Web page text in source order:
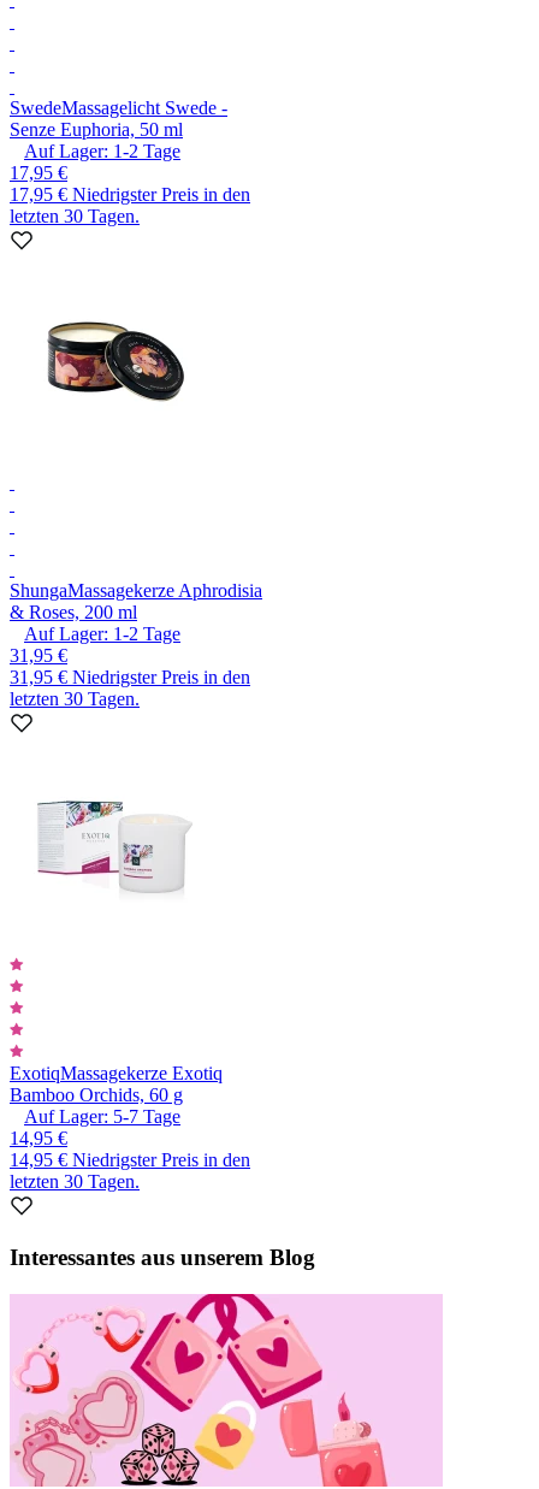
SwedeMassagelicht Swede -
Senze Euphoria, 50 ml
Auf Lager: 1-2 Tage
17,95 €
17,95 € Niedrigster Preis in den
letzten 30 Tagen.
ShungaMassagekerze Aphrodisia
& Roses, 200 ml
Auf Lager: 1-2 Tage
31,95 €
31,95 € Niedrigster Preis in den
letzten 30 Tagen.
ExotiqMassagekerze Exotiq
Bamboo Orchids, 60 g
Auf Lager: 5-7 Tage
14,95 €
14,95 € Niedrigster Preis in den
letzten 30 Tagen.
Interessantes aus unserem Blog